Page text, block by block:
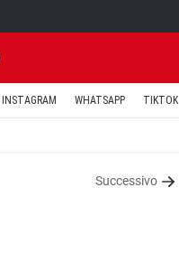
INSTAGRAM WHATSAPP TIKTOK
Successivo